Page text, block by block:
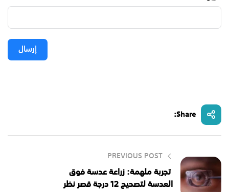
إرسال
Share:
PREVIOUS POST
تجربة ملهمة: زراعة عدسة فوق
العدسة لتصحيح 12 درجة قصر نظر